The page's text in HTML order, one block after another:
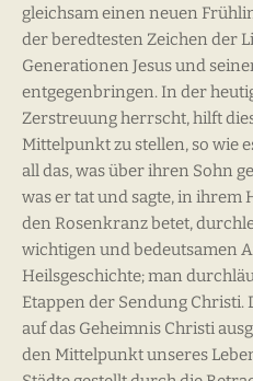
gleichsam einen neuen
der beredtesten Zeichen der
Generationen Jesus und
entgegenbringen. In der
Zerstreuung herrscht, hilft
Mittelpunkt zu stellen, so wie
all das, was über ihren Sohn
was er tat und sagte, in ihrem
den Rosenkranz betet,
wichtigen und bedeutsamen
Heilsgeschichte; man
Etappen der Sendung
auf das Geheimnis Christi
den Mittelpunkt unseres